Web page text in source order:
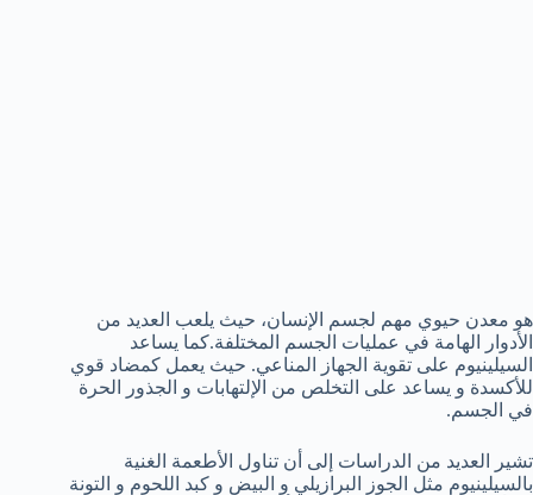
هو معدن حيوي مهم لجسم الإنسان، حيث يلعب العديد من
الأدوار الهامة في عمليات الجسم المختلفة.كما يساعد
السيلينيوم على تقوية الجهاز المناعي. حيث يعمل كمضاد قوي
للأكسدة و يساعد على التخلص من الإلتهابات و الجذور الحرة
في الجسم.
تشير العديد من الدراسات إلى أن تناول الأطعمة الغنية
بالسيلينيوم مثل الجوز البرازيلي و البيض و كبد اللحوم و التونة